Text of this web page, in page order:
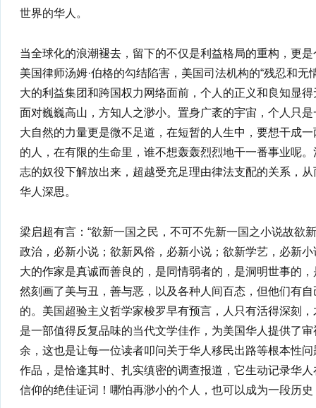
世界的华人。
当全球化的浪潮褪去，留下的不仅是利益格局的重构，更
美国律师汤姆·伯格的勾结陷害，美国司法机构的“残忍和无
大的利益集团和跨国权力网络面前，个人的正义和良知显
面对巍巍高山，方知人之渺小。置身广袤的宇宙，个人只
大自然的力量更是微不足道，在短暂的人生中，要想干成
的人，在有限的生命里，谁不想轰轰烈烈地干一番事业呢
志的奴役下解放出来，超越受充足理由律法支配的关系，
华人深思。
梁启超有言：“欲新一国之民，不可不先新一国之小说故欲
政治，必新小说；欲新风俗，必新小说；欲新学艺，必新
大的作家是真诚而善良的，是同情弱者的，是洞明世事的
然刻画了美与丑，善与恶，以及各种人间百态，但他们有
的。美国超验主义哲学家梭罗早有预言，人只有活得深刻
是一部值得反复品味的当代文学佳作，为美国华人提供了
余，这也是让每一位读者叩问关于华人移民出路等根本性
作品，是恰逢其时、扎实缜密的调查报道，它生动记录华
信仰的绝佳证词！哪怕再渺小的个人，也可以成为一段历